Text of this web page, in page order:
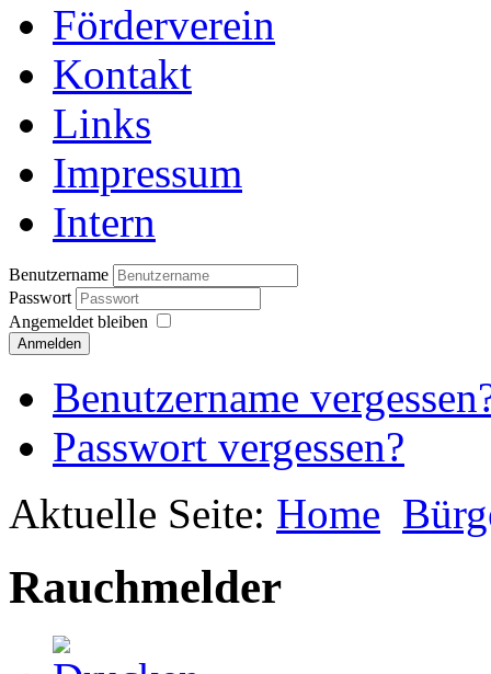
Förderverein
Kontakt
Links
Impressum
Intern
Benutzername
Passwort
Angemeldet bleiben
Anmelden
Benutzername
Passwort vergessen?
Aktuelle Seite: Home
Rauchmelder